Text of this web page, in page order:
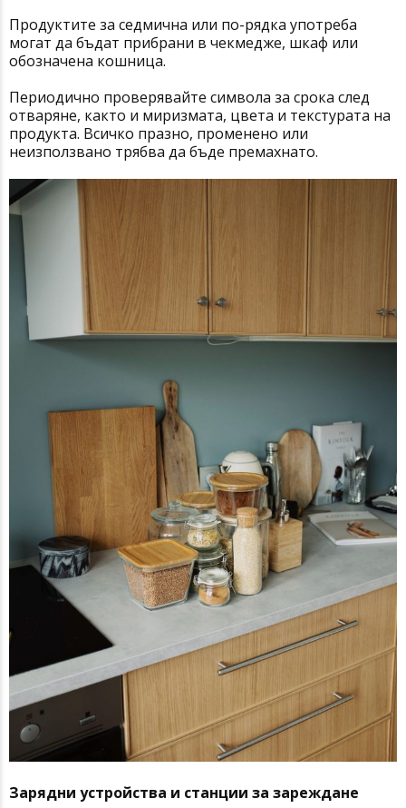
Продуктите за седмична или по-рядка употреба
могат да бъдат прибрани в чекмедже, шкаф или
обозначена кошница.
Периодично проверявайте символа за срока след
отваряне, както и миризмата, цвета и текстурата на
продукта. Всичко празно, променено или
неизползвано трябва да бъде премахнато.
Зарядни устройства и станции за зареждане